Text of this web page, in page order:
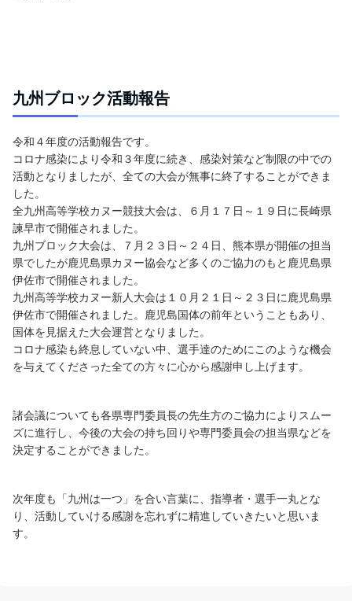
九州ブロック活動報告
令和４年度の活動報告です。
コロナ感染により令和３年度に続き、感染対策など制限の中での
活動となりましたが、全ての大会が無事に終了することができま
した。
全九州高等学校カヌー競技大会は、６月１７日～１９日に長崎県
諫早市で開催されました。
九州ブロック大会は、７月２３日～２４日、熊本県が開催の担当
県でしたが鹿児島県カヌー協会など多くのご協力のもと鹿児島県
伊佐市で開催されました。
九州高等学校カヌー新人大会は１０月２１日～２３日に鹿児島県
伊佐市で開催されました。鹿児島国体の前年ということもあり、
国体を見据えた大会運営となりました。
コロナ感染も終息していない中、選手達のためにこのような機会
を与えてくださった全ての方々に心から感謝申し上げます。
諸会議についても各県専門委員長の先生方のご協力によりスムー
ズに進行し、今後の大会の持ち回りや専門委員会の担当県などを
決定することができました。
次年度も「九州は一つ」を合い言葉に、指導者・選手一丸とな
り、活動していける感謝を忘れずに精進していきたいと思いま
す。